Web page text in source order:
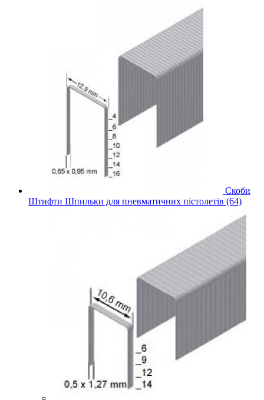
Скоби
Штифти Шпильки для пневматичних пістолетів (64)